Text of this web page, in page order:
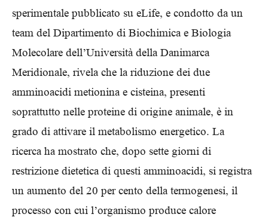
sperimentale pubblicato su eLife, e condotto da un
team del Dipartimento di Biochimica e Biologia
Molecolare dell’Università della Danimarca
Meridionale, rivela che la riduzione dei due
amminoacidi metionina e cisteina, presenti
soprattutto nelle proteine di origine animale, è in
grado di attivare il metabolismo energetico. La
ricerca ha mostrato che, dopo sette giorni di
restrizione dietetica di questi amminoacidi, si registra
un aumento del 20 per cento della termogenesi, il
processo con cui l’organismo produce calore